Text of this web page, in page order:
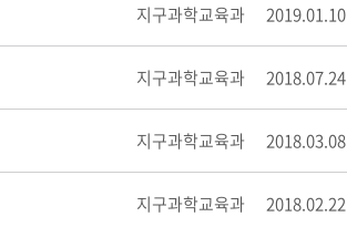
지구과학교육과 2019.01.10
지구과학교육과 2018.07.24
지구과학교육과 2018.03.08
지구과학교육과 2018.02.22